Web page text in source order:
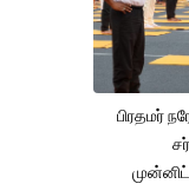
பிரதமர்